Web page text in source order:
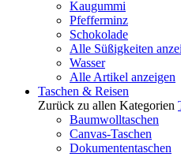
Kaugummi
Pfefferminz
Schokolade
Alle Süßigkeiten
Wasser
Alle Artikel anzeigen
Taschen & Reisen
Zurück zu allen Kategorien
Baumwolltaschen
Canvas-Taschen
Dokumententaschen